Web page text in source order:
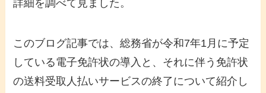
詳細を調べて見ました。
このブログ記事では、総務省が令和7年1月に予定
している電子免許状の導入と、それに伴う免許状
の送料受取人払いサービスの終了について紹介し